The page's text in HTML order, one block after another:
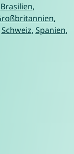
Brasilien,
,
Schweiz, Spanien,